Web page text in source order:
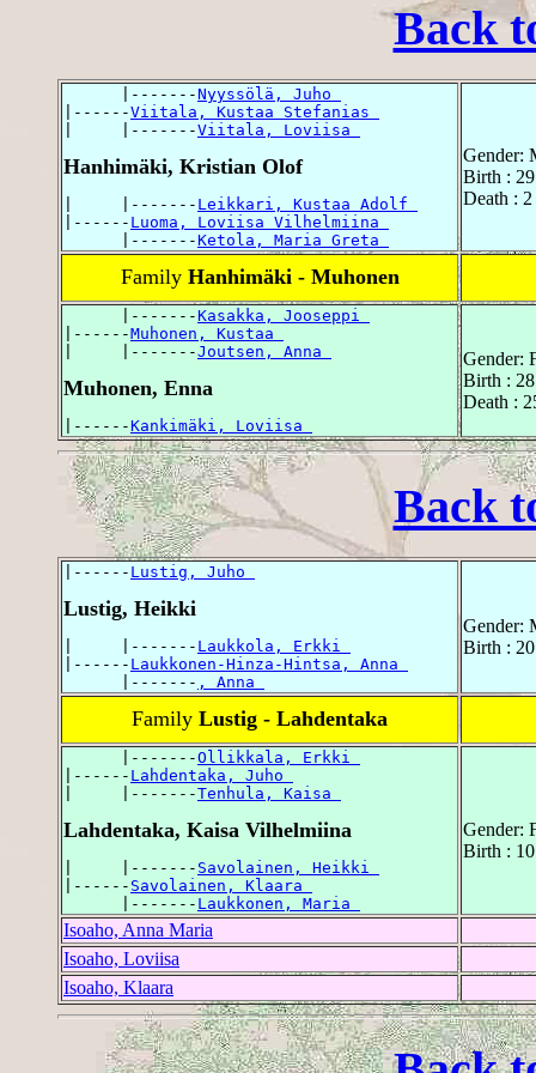
Back
      |-------
Nyyssölä, Juho
|------Viitala, Kustaa Stefanias
|     |-------Viitala, Loviisa
Hanhimäki, Kristian Olof
|     |------- Leikkari, Kustaa Adolf
|------ Luoma, Loviisa Vilhelmiina
      |-------
Ketola, Maria Greta
Gender:
Birth :
Death :
Family Hanhimäki - Muhonen
      |-------
Kasakka, Jooseppi
|------Muhonen, Kustaa
|     |-------Joutsen, Anna
Muhonen, Enna
|------Kankimäki, Loviisa
Gender:
Birth :
Death :
Back
|------ Lustig, Juho
Lustig, Heikki
|     |------- Laukkola, Erkki
|------ Laukkonen-Hinza-Hintsa, Anna
      |-------
, Anna
Gender:
Birth :
Family Lustig - Lahdentaka
      |-------
Ollikkala, Erkki
|------ Lahdentaka, Juho
|     |-------Tenhula, Kaisa
Lahdentaka, Kaisa Vilhelmiina
|     |------- Savolainen, Heikki
|------ Savolainen, Klaara
      |-------
Laukkonen, Maria
Gender:
Birth :
Isoaho, Anna Maria
Isoaho, Loviisa
Isoaho, Klaara